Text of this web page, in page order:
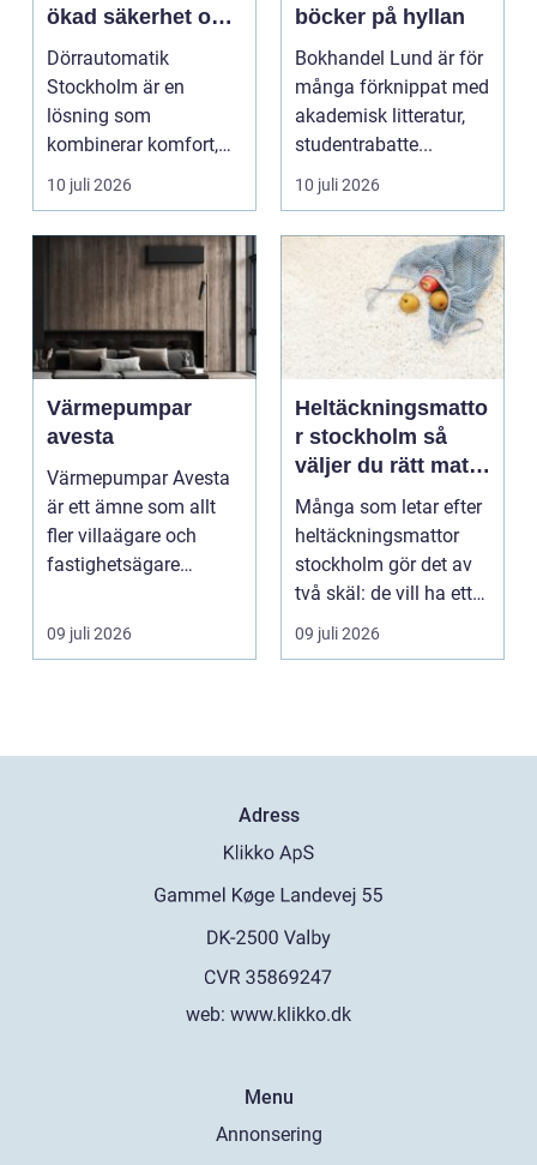
ökad säkerhet och
komfort
Dörrautomatik
Stockholm är en
lösning som
kombinerar komfort,
säkerhet och tillg...
10 juli 2026
böcker på hyllan
Bokhandel Lund är för
många förknippat med
akademisk litteratur,
studentrabatte...
10 juli 2026
Värmepumpar
avesta
Värmepumpar Avesta
är ett ämne som allt
fler villaägare och
fastighetsägare
09 juli 2026
Heltäckningsmatto
r stockholm så
väljer du rätt matta
för hem och
kontor
Många som letar efter
heltäckningsmattor
stockholm gör det av
två skäl: de vill ha ett
tystare och m...
09 juli 2026
Adress
web: www.klikko.dk
Menu
Annonsering